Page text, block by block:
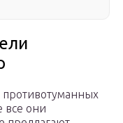
все они